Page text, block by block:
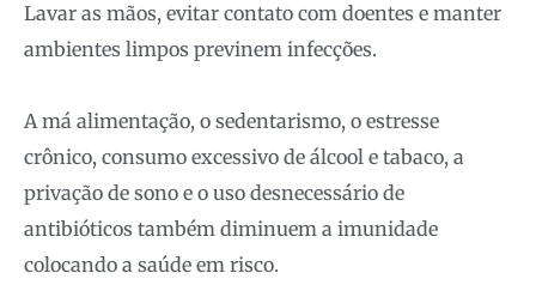
Lavar as mãos, evitar contato com doentes e manter
ambientes limpos previnem infecções.
A má alimentação, o sedentarismo, o estresse
crônico, consumo excessivo de álcool e tabaco, a
privação de sono e o uso desnecessário de
antibióticos também diminuem a imunidade
colocando a saúde em risco.